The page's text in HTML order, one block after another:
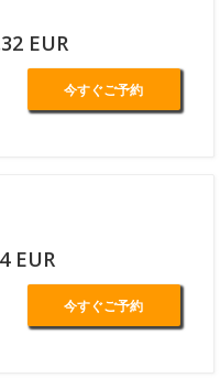
EUR
今すぐご予約
EUR
今すぐご予約